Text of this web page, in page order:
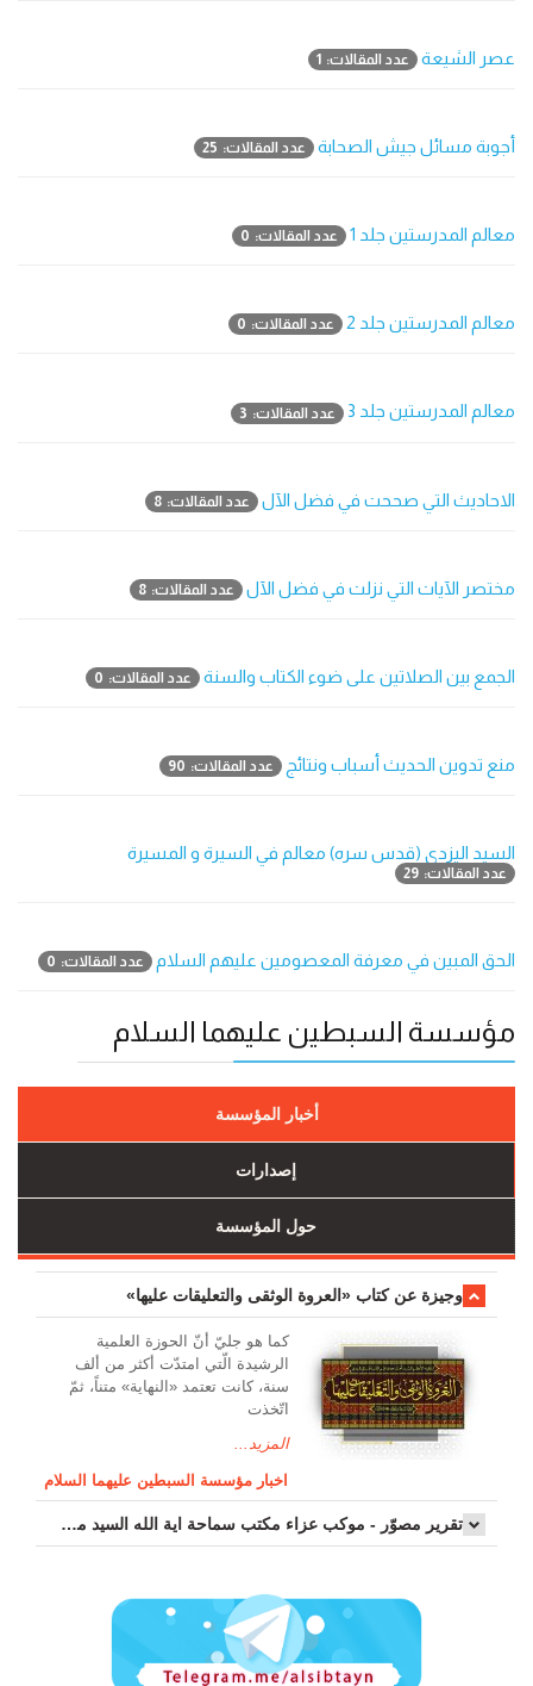
عصر الشيعة عدد المقالات: 1
أجوبة مسائل جيش الصحابة عدد المقالات: 25
معالم المدرستين جلد 1 عدد المقالات: 0
معالم المدرستين جلد 2 عدد المقالات: 0
معالم المدرستين جلد 3 عدد المقالات: 3
الاحاديث التي صححت في فضل الآل عدد المقالات: 8
مختصر الآيات التي نزلت في فضل الآل عدد المقالات: 8
الجمع بين الصلاتين على ضوء الكتاب والسنة عدد المقالات: 0
منع تدوين الحديث أسباب ونتائج عدد المقالات: 90
السيد اليزدي (قدس سره) معالم في السيرة و المسيرة
عدد المقالات: 29
الحق المبين في معرفة المعصومين عليهم السلام عدد المقالات: 0
مؤسسة السبطين عليهما السلام
أخبار المؤسسة
إصدارات
حول المؤسسة
وجیزة عن کتاب «العروة الوثقی والتعلیقات علیها»
کما هو جليّ أنّ الحوزة العلمیة
الرشیدة الّتي امتدّت أكثر من ألف
سنة، كانت تعتمد «النهاية» متناً، ثمّ
اتّخذت
المزيد...
اخبار مؤسسة السبطين عليهما السلام
تقرير مصوّر - موكب عزاء مکتب سماحة اية الله السيد مرتضى الموسوي الاصفهاني في يوم إستشهاد السيدة فاطم...